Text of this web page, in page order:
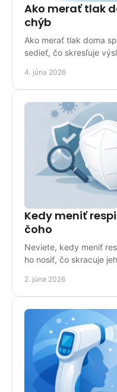
Ako merať tlak
chýb
Ako merať tlak doma
sedieť, čo skresľuje
4. júna 2026
Kedy meniť
čoho
Neviete, kedy meniť
ho nosiť, čo skracuje
2. júna 2026